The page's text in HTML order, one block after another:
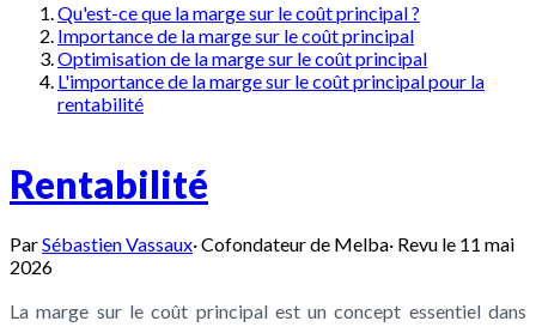
Qu'est-ce que la marge sur le coût principal ?
Importance de la marge sur le coût principal
Optimisation de la marge sur le coût principal
L'importance de la marge sur le coût principal pour la
rentabilité
Rentabilité
ParSébastien Vassaux·Cofondateur de Melba· Revu le 11 mai
2026
La marge sur le coût principal est un concept essentiel dans